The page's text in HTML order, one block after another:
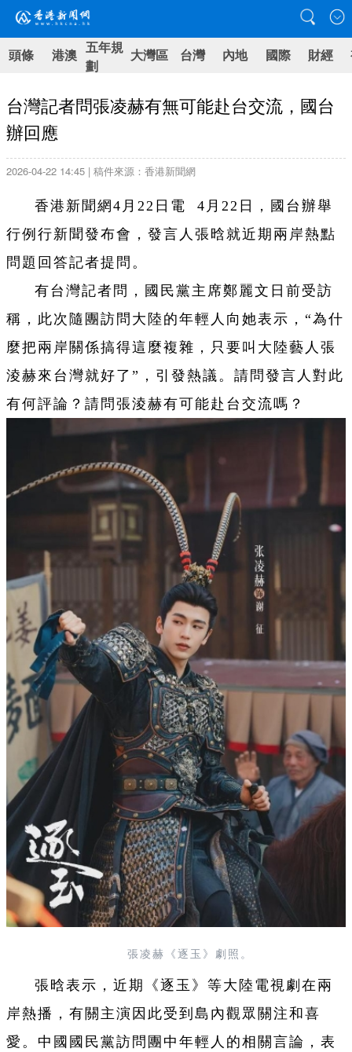
頭條 港澳 五年規
劃
大灣區 台灣 內地 國際 財經
台灣記者問張凌赫有無可能赴台交流，國台
辦回應
2026-04-22 14:45 | 稿件來源：香港新聞網
香港新聞網4月22日電 4月22日，國台辦舉
行例行新聞發布會，發言人張晗就近期兩岸熱點
問題回答記者提問。
有台灣記者問，國民黨主席鄭麗文日前受訪
稱，此次隨團訪問大陸的年輕人向她表示，“為什
麼把兩岸關係搞得這麼複雜，只要叫大陸藝人張
淩赫來台灣就好了”，引發熱議。請問發言人對此
有何評論？請問張淩赫有可能赴台交流嗎？
張凌赫《逐玉》劇照。
張晗表示，近期《逐玉》等大陸電視劇在兩
岸熱播，有關主演因此受到島內觀眾關注和喜
愛。中國國民黨訪問團中年輕人的相關言論，表